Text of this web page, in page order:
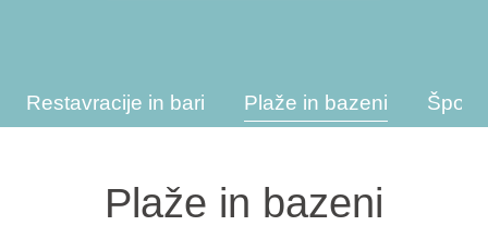
Ami Loyalty program
Restavracije in bari Plaže in bazeni
Plaže in bazeni